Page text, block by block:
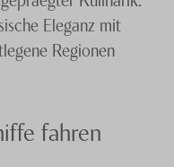
Eleganz mit
Regionen
fahren